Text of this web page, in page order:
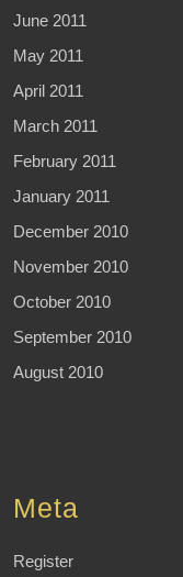
June 2011
May 2011
April 2011
March 2011
February 2011
January 2011
December 2010
November 2010
October 2010
September 2010
August 2010
Meta
Register